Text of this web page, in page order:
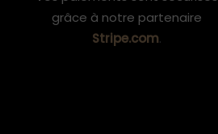
grâce à notre partenaire
Stripe.com.